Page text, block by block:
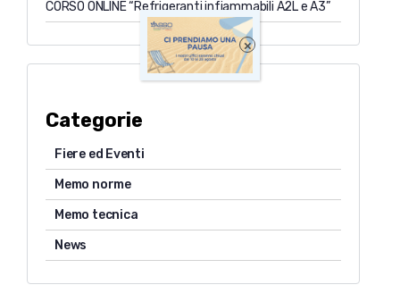
CORSO ONLINE “Refrigeranti infiammabili A2L e A3”
Categorie
Fiere ed Eventi
Memo norme
Memo tecnica
News
×